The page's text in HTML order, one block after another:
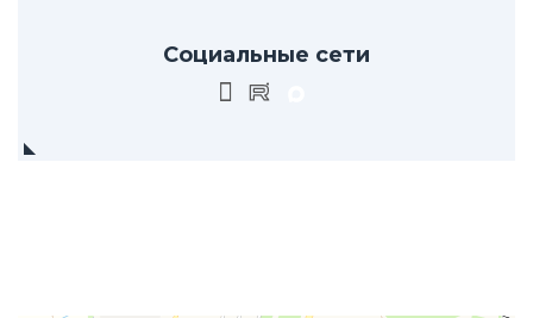
Социальные сети